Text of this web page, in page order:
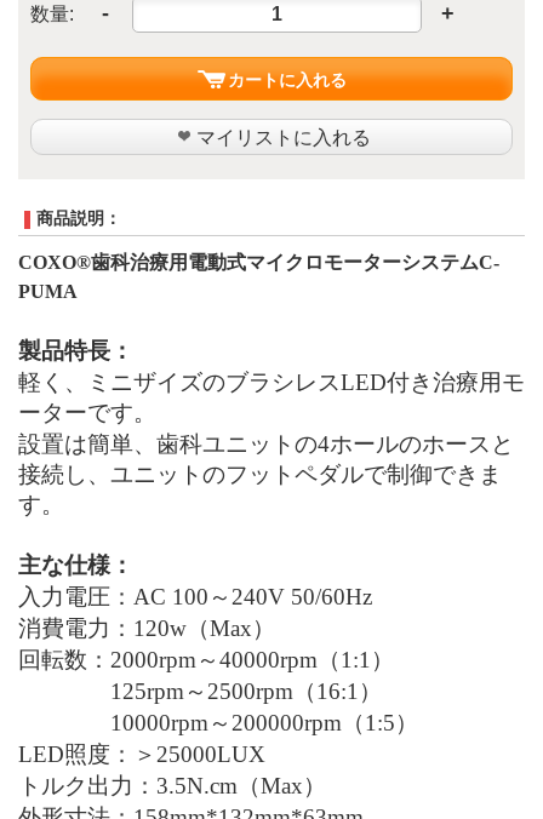
数量: - +
カートに入れる
マイリストに入れる
商品説明：
COXO®歯科治療用電動式マイクロモーターシステムC-
PUMA
製品特長：
軽く、ミニザイズのブラシレスLED付き治療用モ
ーターです。
設置は簡単、歯科ユニットの4ホールのホースと
接続し、ユニットのフットペダルで制御できま
す。
主な仕様：
入力電圧：AC 100～240V 50/60Hz
消費電力：120w（Max）
回転数：2000rpm～40000rpm（1:1）
125rpm～2500rpm（16:1）
10000rpm～200000rpm（1:5）
LED照度：＞25000LUX
トルク出力：3.5N.cm（Max）